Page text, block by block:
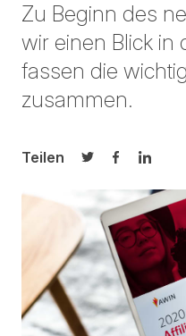
Zu Beginn des
wir einen Blick in
fassen die
zusammen.
Teilen
Auf Twitter
Auf Auf